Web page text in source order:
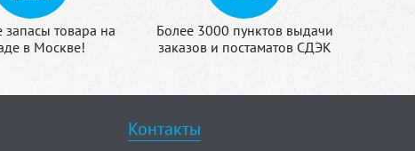
товара на
в Москве!
Более 3000 пунктов выдачи
заказов и постаматов СДЭК
Контакты